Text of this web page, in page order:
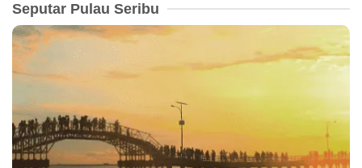
Seputar Pulau Seribu